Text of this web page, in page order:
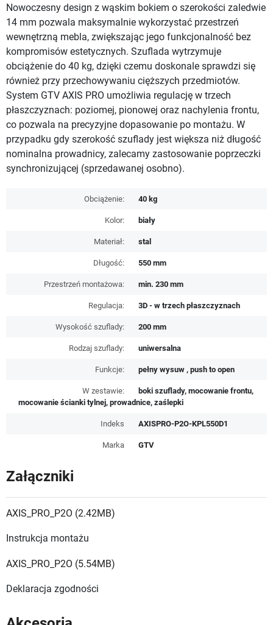
Nowoczesny design z wąskim bokiem o szerokości zaledwie
14 mm pozwala maksymalnie wykorzystać przestrzeń
wewnętrzną mebla, zwiększając jego funkcjonalność bez
kompromisów estetycznych. Szuflada wytrzymuje
obciążenie do 40 kg, dzięki czemu doskonale sprawdzi się
również przy przechowywaniu cięższych przedmiotów.
System GTV AXIS PRO umożliwia regulację w trzech
płaszczyznach: poziomej, pionowej oraz nachylenia frontu,
co pozwala na precyzyjne dopasowanie po montażu. W
przypadku gdy szerokość szuflady jest większa niż długość
nominalna prowadnicy, zalecamy zastosowanie poprzeczki
synchronizującej (sprzedawanej osobno).
Obciążenie: 40 kg
Kolor: biały
Materiał: stal
Długość: 550 mm
Przestrzeń montażowa: min. 230 mm
Regulacja: 3D - w trzech płaszczyznach
Wysokość szuflady: 200 mm
Rodzaj szuflady: uniwersalna
Funkcje: pełny wysuw , push to open
W zestawie:
boki szuflady, mocowanie frontu,
mocowanie ścianki tylnej, prowadnice, zaślepki
Indeks AXISPRO-P2O-KPL550D1
Marka GTV
Załączniki
AXIS_PRO_P2O (2.42MB)
Instrukcja montażu
AXIS_PRO_P2O (5.54MB)
Deklaracja zgodności